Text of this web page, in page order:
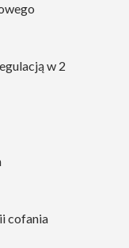
w 2
cofania